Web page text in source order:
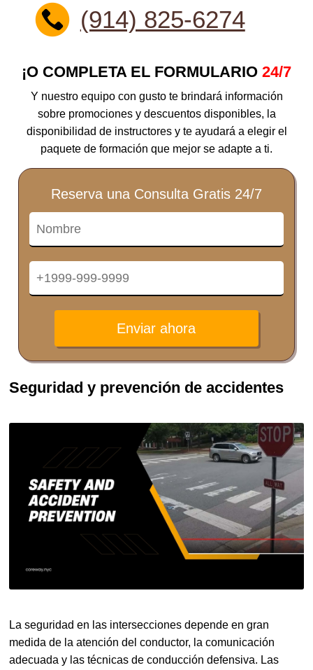
(914) 825-6274
¡O COMPLETA EL FORMULARIO 24/7
Y nuestro equipo con gusto te brindará información
sobre promociones y descuentos disponibles, la
disponibilidad de instructores y te ayudará a elegir el
paquete de formación que mejor se adapte a ti.
Reserva una Consulta Gratis 24/7
Enviar ahora
Seguridad y prevención de accidentes
La seguridad en las intersecciones depende en gran
medida de la atención del conductor, la comunicación
adecuada y las técnicas de conducción defensiva. Las